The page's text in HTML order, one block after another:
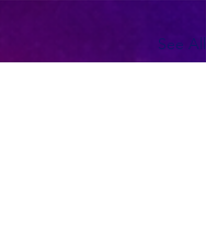
See All